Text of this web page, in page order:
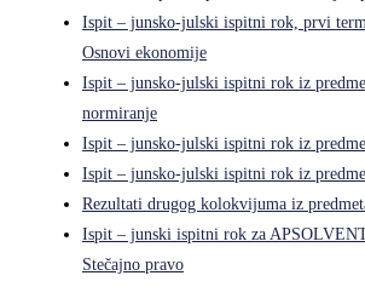
Ispit – junsko-julski ispitni rok, prvi
Osnovi ekonomije
Ispit – junsko-julski ispitni rok iz
normiranje
Ispit – junsko-julski ispitni rok iz
Ispit – junsko-julski ispitni rok iz
Rezultati drugog kolokvijuma iz
Ispit – junski ispitni rok za
Stečajno pravo